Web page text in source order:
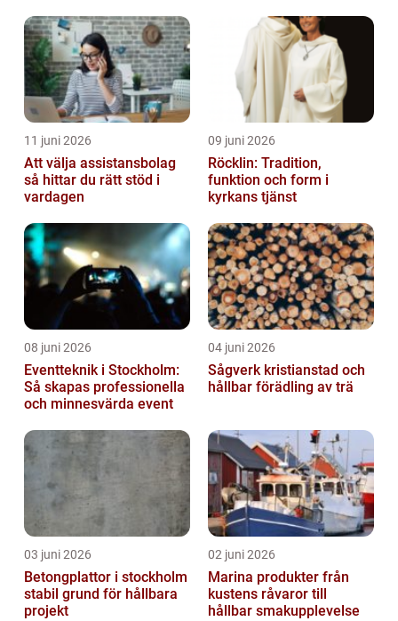
11 juni 2026
Att välja assistansbolag
så hittar du rätt stöd i
vardagen
09 juni 2026
Röcklin: Tradition,
funktion och form i
kyrkans tjänst
08 juni 2026
Eventteknik i Stockholm:
Så skapas professionella
och minnesvärda event
04 juni 2026
Sågverk kristianstad och
hållbar förädling av trä
03 juni 2026
Betongplattor i stockholm
stabil grund för hållbara
projekt
02 juni 2026
Marina produkter från
kustens råvaror till
hållbar smakupplevelse